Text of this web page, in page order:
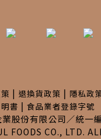
| 退換貨政策 | 隱私政
明書 | 食品業者登錄字號
股份有限公司／統一
FOODS CO., LTD.